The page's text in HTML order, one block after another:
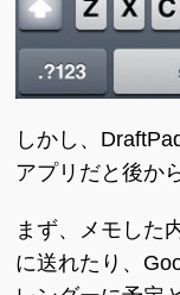
しかし、
アプリだと後か
まず、メモした
に送れたり、